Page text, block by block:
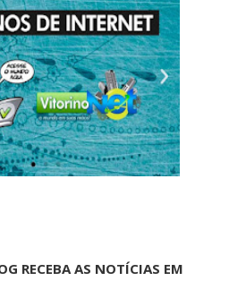
RECEBA AS NOTÍCIAS EM